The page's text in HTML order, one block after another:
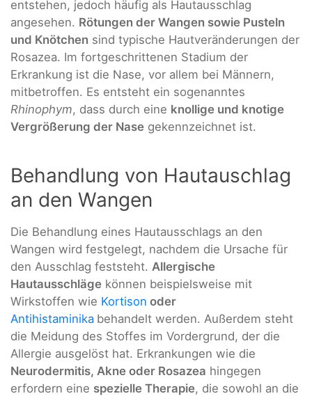
entstehen, jedoch häufig als Hautausschlag
angesehen. Rötungen der Wangen sowie Pusteln
und Knötchen sind typische Hautveränderungen der
Rosazea. Im fortgeschrittenen Stadium der
Erkrankung ist die Nase, vor allem bei Männern,
mitbetroffen. Es entsteht ein sogenanntes
Rhinophym, dass durch eine knollige und knotige
Vergrößerung der Nase gekennzeichnet ist.
Behandlung von Hautauschlag
an den Wangen
Die Behandlung eines Hautausschlags an den
Wangen wird festgelegt, nachdem die Ursache für
den Ausschlag feststeht. Allergische
Hautausschläge können beispielsweise mit
Wirkstoffen wie Kortison oder
Antihistaminika behandelt werden. Außerdem steht
die Meidung des Stoffes im Vordergrund, der die
Allergie ausgelöst hat. Erkrankungen wie die
Neurodermitis, Akne oder Rosazea hingegen
erfordern eine spezielle Therapie, die sowohl an die